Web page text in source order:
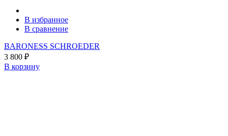
В избранное
В сравнение
BARONESS SCHROEDER
3 800 ₽
В корзину